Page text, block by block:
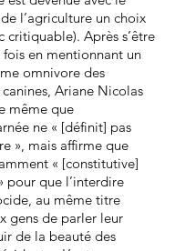
l’agriculture un choix
critiquable). Après s’être
en mentionnant un
omnivore des
Ariane Nicolas
même que
ne « [définit] pas
», mais affirme que
« [constitutive]
pour que l’interdire
au même titre
gens de parler leur
de la beauté des